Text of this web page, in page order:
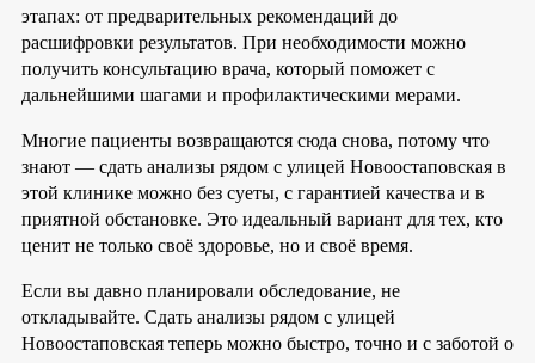
этапах: от предварительных рекомендаций до
расшифровки результатов. При необходимости можно
получить консультацию врача, который поможет с
дальнейшими шагами и профилактическими мерами.
Многие пациенты возвращаются сюда снова, потому что
знают — сдать анализы рядом с улицей Новоостаповская в
этой клинике можно без суеты, с гарантией качества и в
приятной обстановке. Это идеальный вариант для тех, кто
ценит не только своё здоровье, но и своё время.
Если вы давно планировали обследование, не
откладывайте. Сдать анализы рядом с улицей
Новоостаповская теперь можно быстро, точно и с заботой о